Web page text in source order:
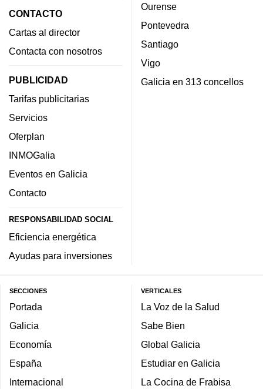
CONTACTO
Cartas al director
Contacta con nosotros
PUBLICIDAD
Tarifas publicitarias
Servicios
Oferplan
INMOGalia
Eventos en Galicia
Contacto
RESPONSABILIDAD SOCIAL
Eficiencia energética
Ayudas para inversiones
Ourense
Pontevedra
Santiago
Vigo
Galicia en 313 concellos
SECCIONES
Portada
Galicia
Economía
España
Internacional
VERTICALES
La Voz de la Salud
Sabe Bien
Global Galicia
Estudiar en Galicia
La Cocina de Frabisa